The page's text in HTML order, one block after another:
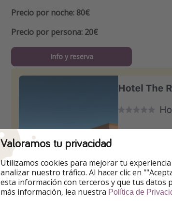
Precio por noche: 80€
Precio por persona: 20€
Info y reserva
Valoramos tu privacidad
Utilizamos cookies para mejorar tu
analizar nuestro tráfico. Al hacer clic en
esta información con terceros y que tus datos
más información, lea nuestra Política de